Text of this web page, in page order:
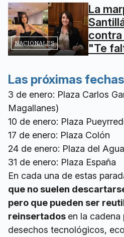
NACIONALES
La
"Te
Las próximas
3 de enero: Plaza Carlos
Magallanes)
10 de enero: Plaza
17 de enero: Plaza Colón
24 de enero: Plaza del Agua
31 de enero: Plaza España
En cada una de estas
que no suelen
pero que pueden ser
reinsertados en la
desechos tecnológicos,